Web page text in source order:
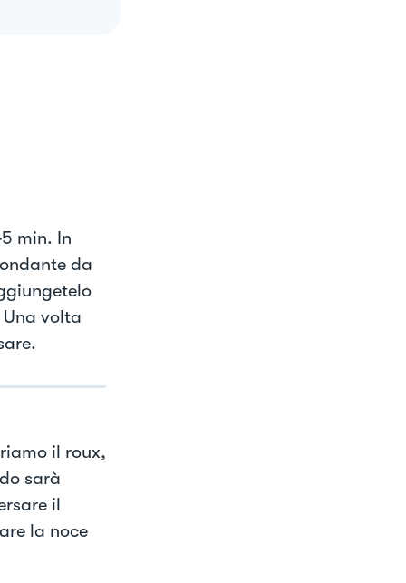
min. In
da
volta
il roux,
sarà
il
la noce